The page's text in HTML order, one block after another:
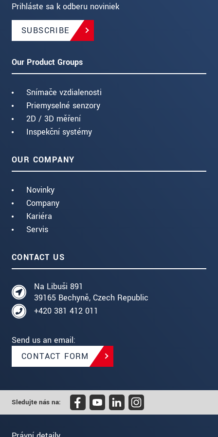
Prihláste sa k odberu noviniek
SUBSCRIBE
Our Product Groups
Snímače vzdialenosti
Priemyselné senzory
2D / 3D měření
Inspekční systémy
OUR COMPANY
Novinky
Company
Kariéra
Servis
CONTACT US
Na Libuši 891
39165 Bechyně, Czech Republic
+420 381 412 011
Send us an email:
CONTACT FORM
Sledujte nás na: